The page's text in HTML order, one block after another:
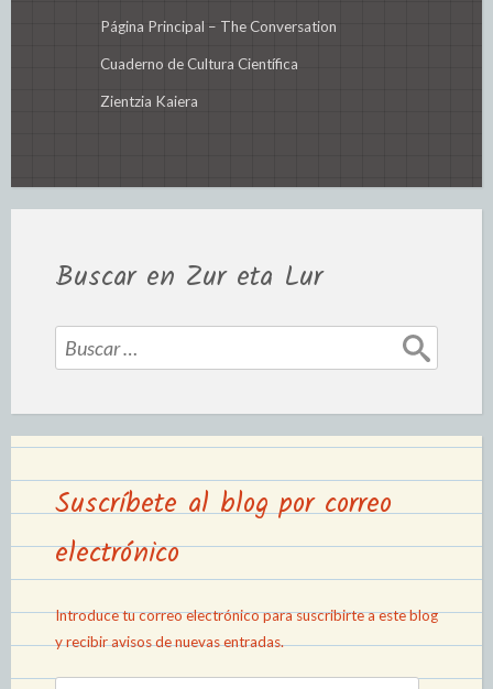
Página Principal – The Conversation
Cuaderno de Cultura Científica
Zientzia Kaiera
Buscar en Zur eta Lur
Suscríbete al blog por correo
electrónico
Introduce tu correo electrónico para suscribirte a este blog
y recibir avisos de nuevas entradas.